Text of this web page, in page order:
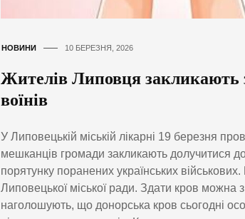
НОВИНИ 10 БЕРЕЗНЯ, 2026
Жителів Липовця закликають
воїнів
У Липовецькій міській лікарні 19 березня
мешканців громади закликають долучитися
порятунку поранених українських
Липовецької міської ради. Здати кров можна
наголошують, що донорська кров сьогодні